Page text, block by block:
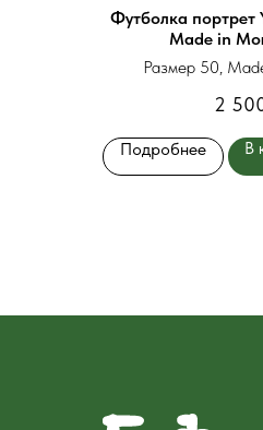
Футболка портрет
Made in
Размер 50,
2
Подробнее В